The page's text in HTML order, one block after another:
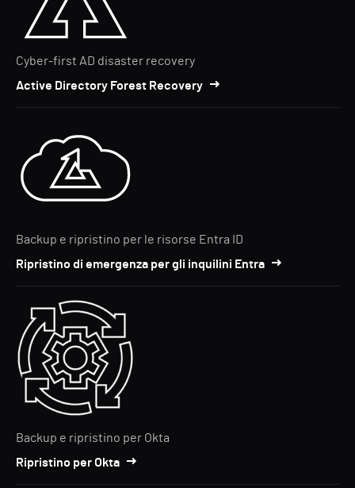
Cyber-first AD disaster recovery
Active Directory Forest Recovery
Backup e ripristino per le risorse Entra ID
Ripristino di emergenza per gli inquilini Entra
Backup e ripristino per Okta
Ripristino per Okta